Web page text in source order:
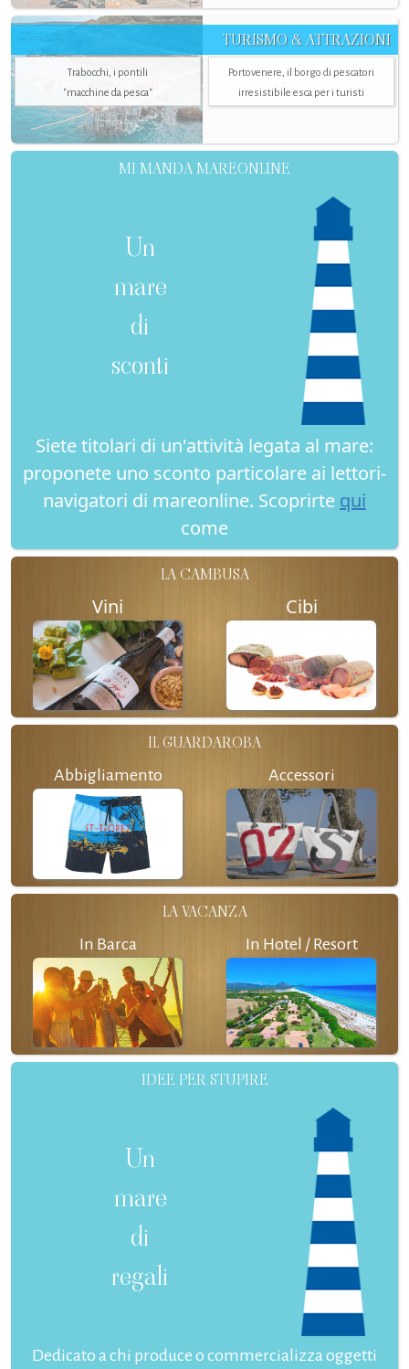
TURISMO & ATTRAZIONI
Trabocchi, i pontili
"macchine da pesca"
Portovenere, il borgo di pescatori
irresistibile esca per i turisti
MI MANDA MAREONLINE
Un
mare
di
sconti
Siete titolari di un'attività legata al mare:
proponete uno sconto particolare ai lettori-
navigatori di mareonline. Scoprirte qui
come
LA CAMBUSA
Vini Cibi
IL GUARDAROBA
Abbigliamento Accessori
LA VACANZA
In Barca In Hotel / Resort
IDEE PER STUPIRE
Un
mare
di
regali
Dedicato a chi produce o commercializza oggetti